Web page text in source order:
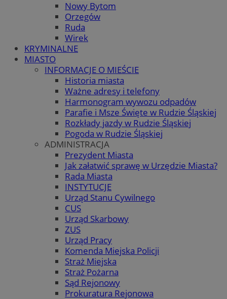
Nowy Bytom
Orzegów
Ruda
Wirek
KRYMINALNE
MIASTO
INFORMACJE O MIEŚCIE
Historia miasta
Ważne adresy i telefony
Harmonogram wywozu odpadów
Parafie i Msze Święte w Rudzie Śląskiej
Rozkłady jazdy w Rudzie Śląskiej
Pogoda w Rudzie Śląskiej
ADMINISTRACJA
Prezydent Miasta
Jak załatwić sprawę w Urzędzie Miasta?
Rada Miasta
INSTYTUCJE
Urząd Stanu Cywilnego
CUS
Urząd Skarbowy
ZUS
Urząd Pracy
Komenda Miejska Policji
Straż Miejska
Straż Pożarna
Sąd Rejonowy
Prokuratura Rejonowa